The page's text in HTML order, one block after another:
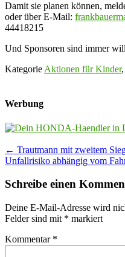
Damit sie planen können,
oder über E-Mail:
44418215
Und Sponsoren sind immer
Kategorie Aktionen für Kinder,
Werbung
Post
navigation
← Trautmann mit zweitem
Unfallrisiko abhängig vom
Schreibe einen
Deine E-Mail-Adresse wird
Felder sind mit * markiert
Kommentar *